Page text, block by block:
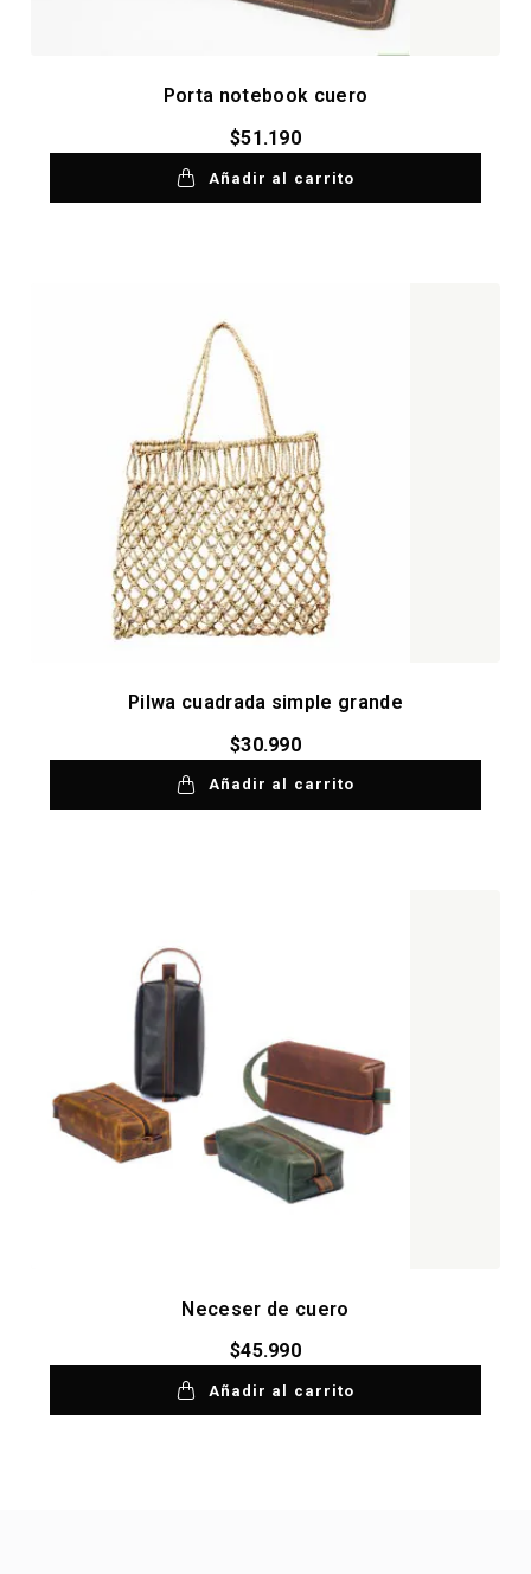
Porta notebook cuero
$51.190
Añadir al carrito
Pilwa cuadrada simple grande
$30.990
Añadir al carrito
Neceser de cuero
$45.990
Añadir al carrito